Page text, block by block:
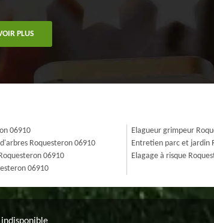
PLUS
06910
Roquesteron 06910
06910
06910
Elagueur grimpeur
Entretien parc et jardin
Elagage à risque
indisponible